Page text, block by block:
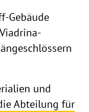
Gebäude
und
Abteilung für